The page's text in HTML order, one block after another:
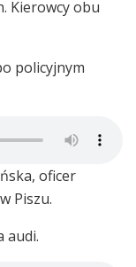
Kierowcy obu
policyjnym
oficer
Piszu.
audi.